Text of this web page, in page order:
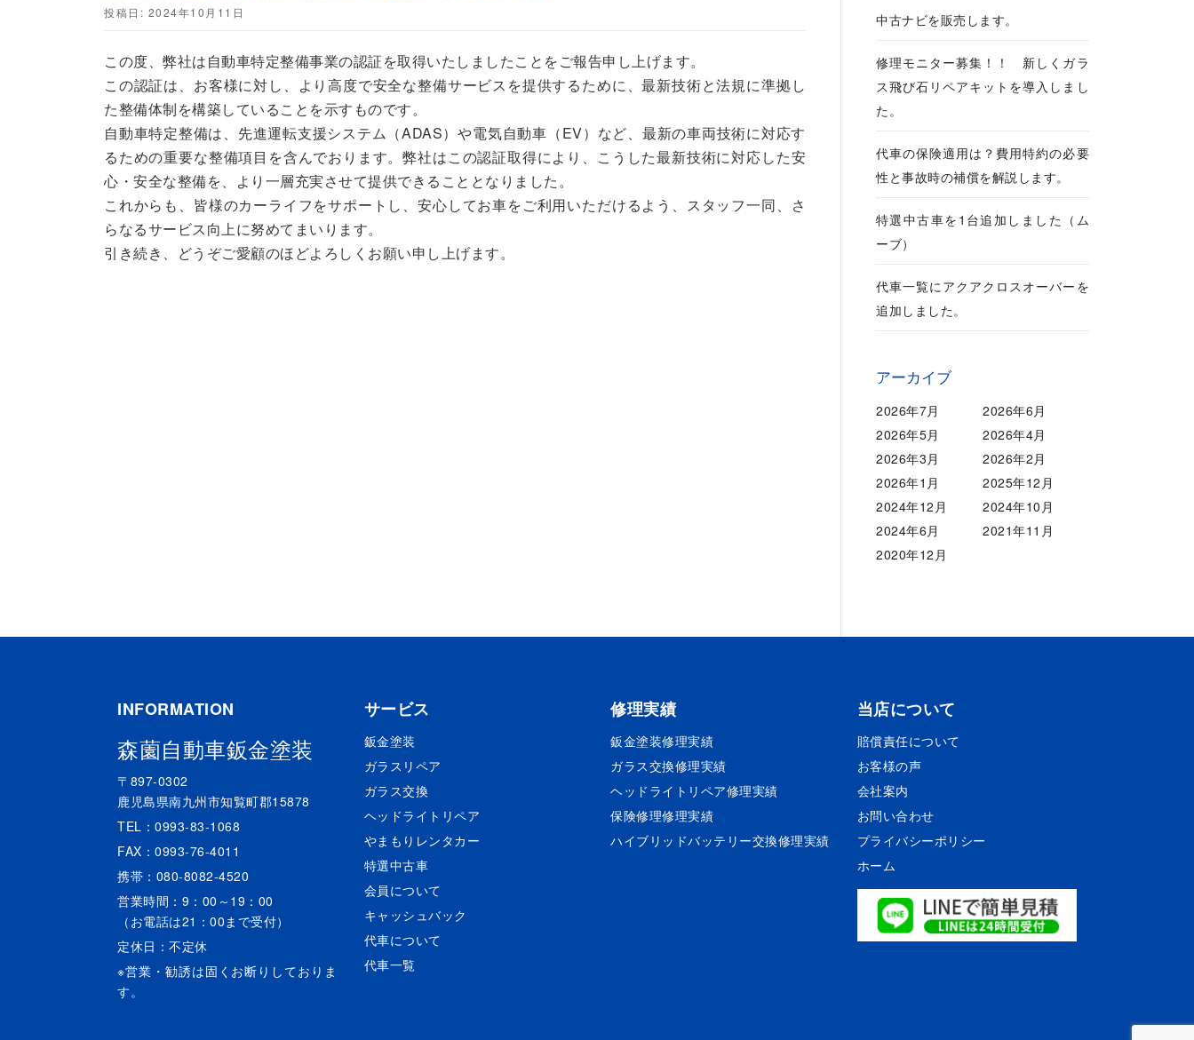
投稿日: 2024年10月11日
この度、弊社は自動車特定整備事業の認証を取得いたしましたことをご報告申し上げます。
この認証は、お客様に対し、より高度で安全な整備サービスを提供するために、最新技術と法規に準拠し
た整備体制を構築していることを示すものです。
自動車特定整備は、先進運転支援システム（ADAS）や電気自動車（EV）など、最新の車両技術に対応す
るための重要な整備項目を含んでおります。弊社はこの認証取得により、こうした最新技術に対応した安
心・安全な整備を、より一層充実させて提供できることとなりました。
これからも、皆様のカーライフをサポートし、安心してお車をご利用いただけるよう、スタッフ一同、さ
らなるサービス向上に努めてまいります。
引き続き、どうぞご愛顧のほどよろしくお願い申し上げます。
中古ナビを販売します。
修理モニター募集！！ 新しくガラ
ス飛び石リペアキットを導入しまし
た。
代車の保険適用は？費用特約の必要
性と事故時の補償を解説します。
特選中古車を1台追加しました（ム
ーブ）
代車一覧にアクアクロスオーバーを
追加しました。
アーカイブ
2026年7月
2026年6月
2026年5月
2026年4月
2026年3月
2026年2月
2026年1月
2025年12月
2024年12月
2024年10月
2024年6月
2021年11月
2020年12月
INFORMATION
森薗自動車鈑金塗装
〒897-0302
鹿児島県南九州市知覧町郡15878
TEL：0993-83-1068
FAX：0993-76-4011
携帯：080-8082-4520
営業時間：9：00～19：00
（お電話は21：00まで受付）
定休日：不定休
※営業・勧誘は固くお断りしておりま
す。
サービス
鈑金塗装
ガラスリペア
ガラス交換
ヘッドライトリペア
やまもりレンタカー
特選中古車
会員について
キャッシュバック
代車について
代車一覧
修理実績
鈑金塗装修理実績
ガラス交換修理実績
ヘッドライトリペア修理実績
保険修理修理実績
ハイブリッドバッテリー交換修理実績
当店について
賠償責任について
お客様の声
会社案内
お問い合わせ
プライバシーポリシー
ホーム